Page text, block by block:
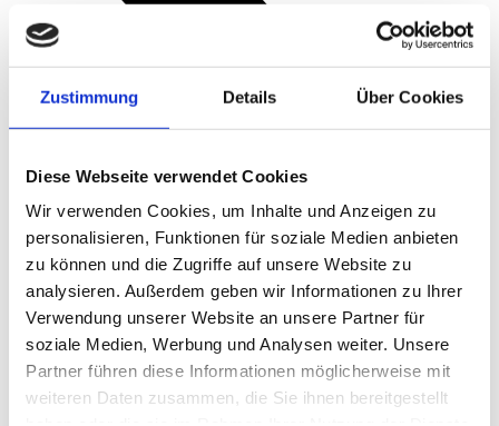
Zustimmung Details Über Cookies
Diese Webseite verwendet Cookies
Wir verwenden Cookies, um Inhalte und Anzeigen zu
personalisieren, Funktionen für soziale Medien anbieten
zu können und die Zugriffe auf unsere Website zu
analysieren. Außerdem geben wir Informationen zu Ihrer
Verwendung unserer Website an unsere Partner für
soziale Medien, Werbung und Analysen weiter. Unsere
Partner führen diese Informationen möglicherweise mit
weiteren Daten zusammen, die Sie ihnen bereitgestellt